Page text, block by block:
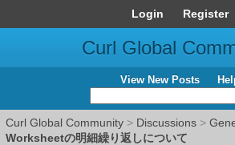
Login Register
Curl Global
View New Posts
Curl Global Community > Discussions >
Worksheetの明細繰り返しについて